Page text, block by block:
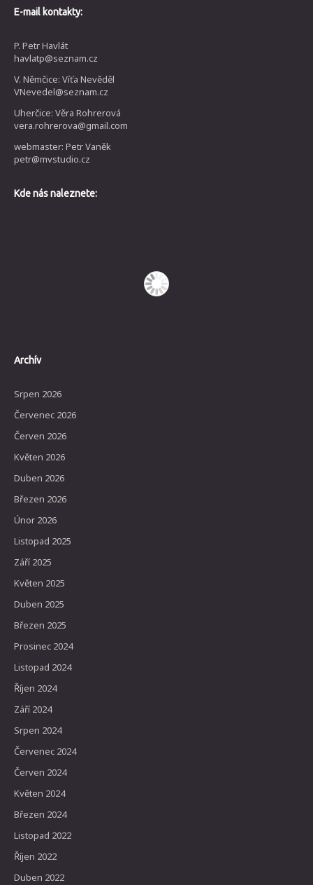
E-mail kontakty:
P. Petr Havlát
havlatp@seznam.cz
V. Němčice: Víťa Nevěděl
VNevedel@seznam.cz
Uherčice: Věra Rohrerová
vera.rohrerova@gmail.com
webmaster: Petr Vaněk
petr@mvstudio.cz
Kde nás naleznete:
Archív
Srpen 2026
Červenec 2026
Červen 2026
Květen 2026
Duben 2026
Březen 2026
Únor 2026
Listopad 2025
Září 2025
Květen 2025
Duben 2025
Březen 2025
Prosinec 2024
Listopad 2024
Říjen 2024
Září 2024
Srpen 2024
Červenec 2024
Červen 2024
Květen 2024
Březen 2024
Listopad 2022
Říjen 2022
Duben 2022